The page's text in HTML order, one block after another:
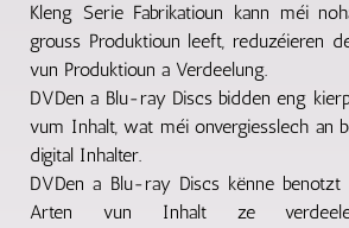
Kleng Serie Fabrikatioun kann méi
grouss Produktioun leeft, reduzéieren
vun Produktioun a Verdeelung.
DVDen a Blu-ray Discs bidden eng
vum Inhalt, wat méi onvergiesslech an
digital Inhalter.
DVDen a Blu-ray Discs kënne
Arten vun Inhalt ze